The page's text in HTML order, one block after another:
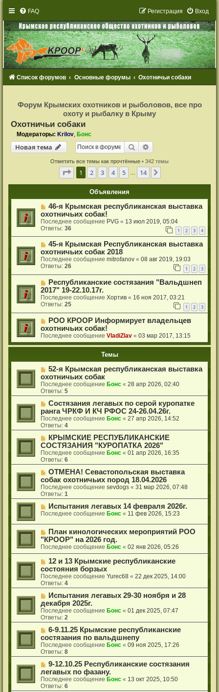
FAQ Вход
Регистрация
Список форумов Основные форумы Охотничьи собаки
с
т
ц
и
Форум Крымских охотников и рыболовов, все про
охоту и рыбалку в Крыму
Охотничьи собаки
Модераторы: Krilov ,Бонс
Новая тема
Новаятема Поиск
Отметить все темы как прочтённые • 342 темы
Страница из 14
1 2 3 4 5 14
Объявления
46-я Крымская республиканская выставка
охотничьих собак!
Последнее сообщение PVG « 13 июл 2019, 05:04
Ответы:36 1 2 3 4
45-я Крымская Республиканская выставка
охотничьих собак 2018
Последнее сообщениеmitrofanov «08 авг 2019, 19:03
Ответы:26 1 2 3
Республиканские состязания "Вальдшнеп
2017" 19-22.10.17г.
Последнее сообщениеХортив « 16 ноя 2017, 03:21
Ответы:25 1 2 3
РОО КРООР Информирует владельцев
охотничьих собак!
Последнее сообщениеVladiZlav «03 мар 2017, 13:15
Темы
52-я Крымская республиканская выставка
охотничьих собак
Последнее сообщение Бонс «28 апр 2026, 02:40
Ответы:5
Состязания легавых по серой куропатке
ранга ЧРКФ И КЧ РФОС 24-26.04.26г.
Последнее сообщение Бонс «27 апр 2026, 14:52
Ответы:4
КРЫМСКИЕ РЕСПУБЛИКАНСКИЕ
СОСТЯЗАНИЯ "КУРОПАТКА 2026"
Последнее сообщение Бонс «01 апр 2026, 16:35
Ответы:6
ОТМЕНА! Севастопольская выставка
собак охотничьих пород 18.04.2026
Последнее сообщениеsevdogs «31 мар 2026, 07:48
Ответы:1
Испытания легавых 14 февраля 2026г.
Последнее сообщение Бонс « 11 фев 2026, 15:23
План кинологических мероприятий РОО
"КРООР" на 2026 год.
Последнее сообщение Бонс «02 янв 2026, 05:26
12 и 13 Крымские республиканские
состояния борзых
Последнее сообщениеYurec68 «22 дек 2025, 14:00
Ответы:4
Испытания легавых 29-30 ноября и 28
декабря 2025г.
Последнее сообщение Бонс «01 дек 2025, 07:47
Ответы:2
6-9.11.25 Крымские республиканские
состязания по вальдшнепу
Последнее сообщение Бонс «09 ноя 2025, 17:26
Ответы:8
9-12.10.25 Республиканские состязания
легавых по фазану.
Последнее сообщение Бонс « 13 окт 2025, 10:50
Ответы:6